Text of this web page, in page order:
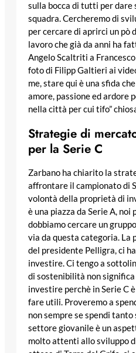
sulla bocca di tutti per dare
squadra. Cercheremo di
per cercare di aprirci un pò
lavoro che già da anni ha
Angelo Scaltriti a
foto di Filipp Galtieri ai
me, stare qui è una sfida
amore, passione ed ardore
nella città per cui tifo”
Strategie di
per la Serie C
Zarbano ha chiarito la
affrontare il campionato di
volontà della proprietà di
è una piazza da Serie A, noi
dobbiamo cercare un
via da questa categoria. La
del presidente Pelligra, ci
investire. Ci tengo a
di sostenibilità non significa
investire perchè in Serie C
fare utili. Proveremo a
non sempre se spendi
settore giovanile è un
molto attenti allo sviluppo